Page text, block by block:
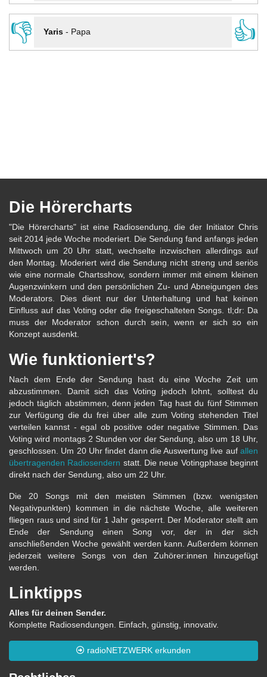
👎
Yaris- Papa 👍
Die Hörercharts
"Die Hörercharts" ist eine Radiosendung, die der Initiator Chris
seit 2014 jede Woche moderiert. Die Sendung fand anfangs jeden
Mittwoch um 20 Uhr statt, wechselte inzwischen allerdings auf
den Montag. Moderiert wird die Sendung nicht streng und seriös
wie eine normale Chartsshow, sondern immer mit einem kleinen
Augenzwinkern und den persönlichen Zu- und Abneigungen des
Moderators. Dies dient nur der Unterhaltung und hat keinen
Einfluss auf das Voting oder die freigeschalteten Songs. tl;dr: Da
muss der Moderator schon durch sein, wenn er sich so ein
Konzept ausdenkt.
Wie funktioniert's?
Nach dem Ende der Sendung hast du eine Woche Zeit um
abzustimmen. Damit sich das Voting jedoch lohnt, solltest du
jedoch täglich abstimmen, denn jeden Tag hast du fünf Stimmen
zur Verfügung die du frei über alle zum Voting stehenden Titel
verteilen kannst - egal ob positive oder negative Stimmen. Das
Voting wird montags 2 Stunden vor der Sendung, also um 18 Uhr,
geschlossen. Um 20 Uhr findet dann die Auswertung live auf allen
übertragenden Radiosendern statt. Die neue Votingphase beginnt
direkt nach der Sendung, also um 22 Uhr.
Die 20 Songs mit den meisten Stimmen (bzw. wenigsten
Negativpunkten) kommen in die nächste Woche, alle weiteren
fliegen raus und sind für 1 Jahr gesperrt. Der Moderator stellt am
Ende der Sendung einen Song vor, der in der sich
anschließenden Woche gewählt werden kann. Außerdem können
jederzeit weitere Songs von den Zuhörer:innen hinzugefügt
werden.
Linktipps
Alles für deinen Sender.
Komplette Radiosendungen. Einfach, günstig, innovativ.
radioNETZWERK erkunden